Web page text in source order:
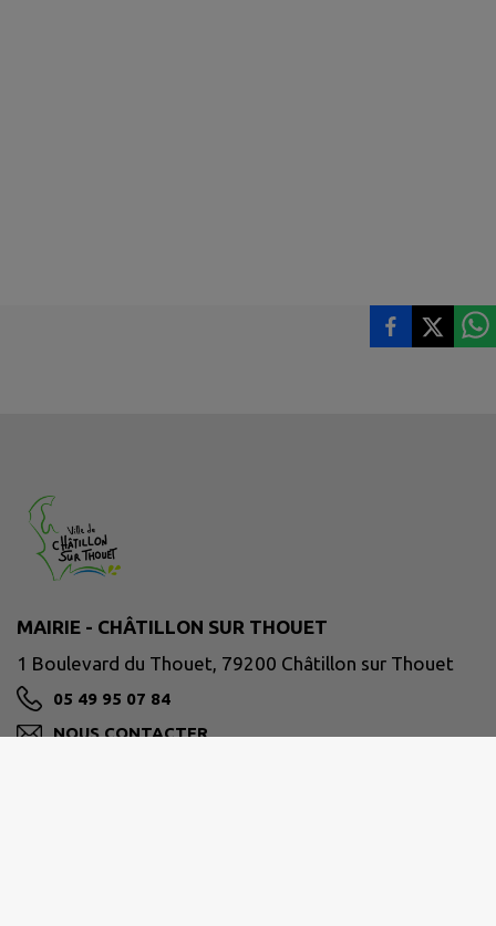
MAIRIE - CHÂTILLON SUR THOUET
1 Boulevard du Thouet, 79200 Châtillon sur Thouet
05 49 95 07 84
NOUS CONTACTER